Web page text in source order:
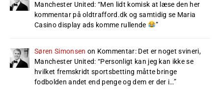
Manchester United: “Men lidt komisk at læse den her
kommentar på oldtrafford.dk og samtidig se Maria
Casino display ads komme rullende
”
Søren Simonsen on Kommentar: Det er noget svineri,
Manchester United: “Personligt kan jeg kan ikke se
hvilket fremskridt sportsbetting måtte bringe
fodbolden andet end penge og dem er der i…”